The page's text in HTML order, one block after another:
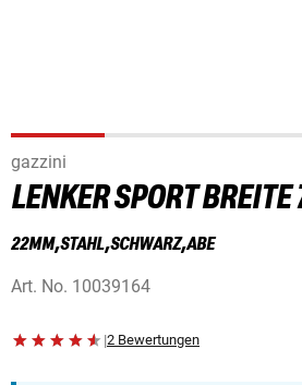
gazzini
LENKER SPORT
22MM,STAHL,SCHWARZ,ABE
Art. No. 10039164
|2 Bewertungen